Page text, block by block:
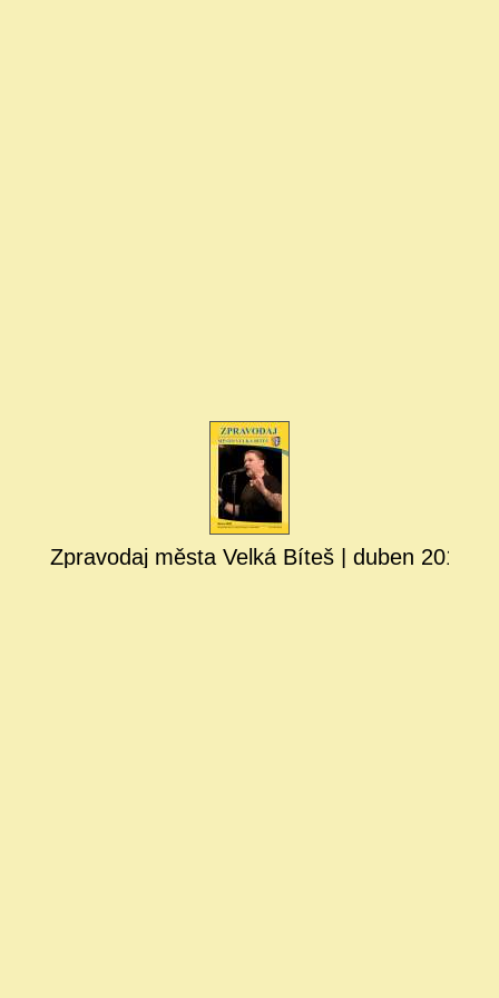
Zpravodaj města Velká Bíteš | duben 2018